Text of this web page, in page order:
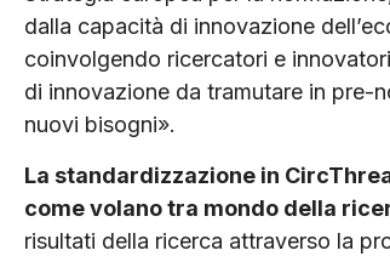
dalla capacità di innovazione
coinvolgendo ricercatori e
di innovazione da tramutare in pre-
nuovi bisogni».
La standardizzazione in
come volano tra mondo della
risultati della ricerca attraverso la